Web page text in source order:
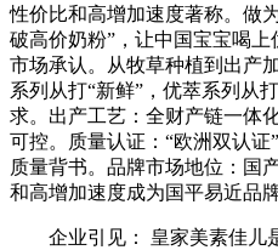
性价比和高增加速度著称。做
破高价奶粉”，让中国宝宝喝
市场承认。从牧草种植到出产
系列从打“新鲜”，优萃系列从
求。出产工艺：全财产链一体
可控。质量认证：“欧洲双认证
质量背书。品牌市场地位：国
和高增加速度成为国平易近品牌
企业引见： 皇家美素佳儿